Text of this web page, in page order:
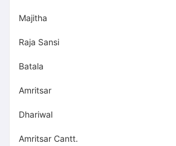
Majitha
Raja Sansi
Batala
Amritsar
Dhariwal
Amritsar Cantt.